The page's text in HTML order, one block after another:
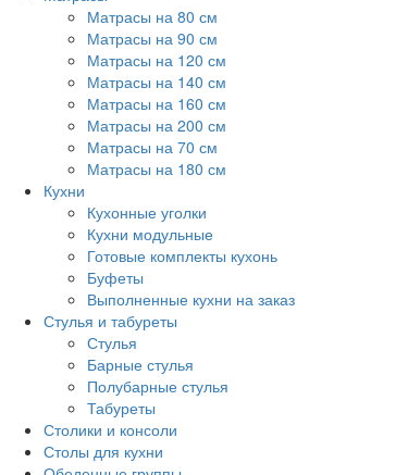
Матрасы на 80 см
Матрасы на 90 см
Матрасы на 120 см
Матрасы на 140 см
Матрасы на 160 см
Матрасы на 200 см
Матрасы на 70 см
Матрасы на 180 см
Кухни
Кухонные уголки
Кухни модульные
Готовые комплекты кухонь
Буфеты
Выполненные кухни на заказ
Стулья и табуреты
Стулья
Барные стулья
Полубарные стулья
Табуреты
Столики и консоли
Столы для кухни